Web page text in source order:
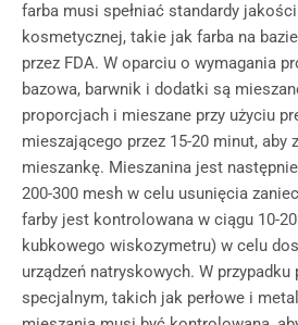
farba musi spełniać standardy
kosmetycznej, takie jak farba na
przez FDA. W oparciu o wymagania
bazowa, barwnik i dodatki są
proporcjach i mieszane przy użyciu
mieszającego przez 15-20 minut, aby
mieszankę. Mieszanina jest
200-300 mesh w celu usunięcia
farby jest kontrolowana w ciągu 10-
kubkowego wiskozymetru) w celu
urządzeń natryskowych. W przypadku
specjalnym, takich jak perłowe i